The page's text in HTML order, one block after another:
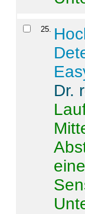
25.
Dr.